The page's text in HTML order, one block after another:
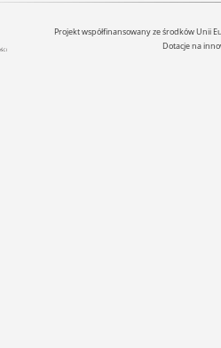
Projekt współfinansowany ze środków Unii
Dotacje na